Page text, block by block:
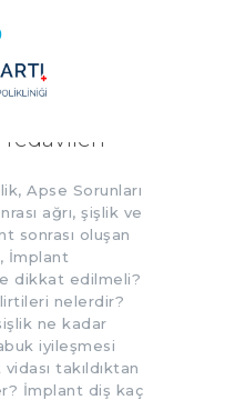
Apse Sorunları
ağrı, şişlik ve
sonrası oluşan
İmplant
dikkat edilmeli?
nelerdir?
ne kadar
iyileşmesi
takıldıktan
İmplant diş kaç